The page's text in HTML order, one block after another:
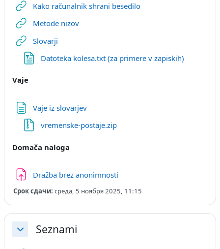
Kako računalnik shrani besediloГиперссылка
Metode nizovГиперссылка
SlovarjiГиперссылка
Datoteka kolesa.txt (za primere v zapiskih)
Vaje
Vaje iz slovarjevСтраница
vremenske-postaje.zip
Domača naloga
Dražba brez anonimnostiЗадание
Срок сдачи: среда, 5 ноября 2025, 11:15
СвернутьSeznami